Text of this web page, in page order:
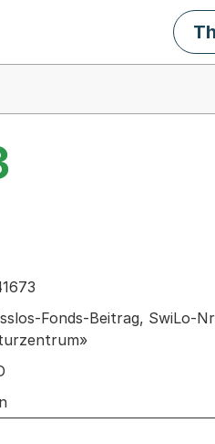
Geschäft
Fonds-Beitrag, SwiLo-